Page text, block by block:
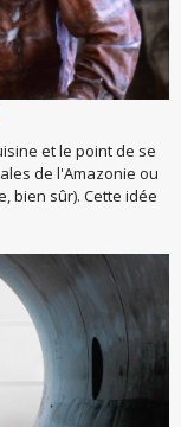
et le point de se
de l'Amazonie ou
bien sûr). Cette idée